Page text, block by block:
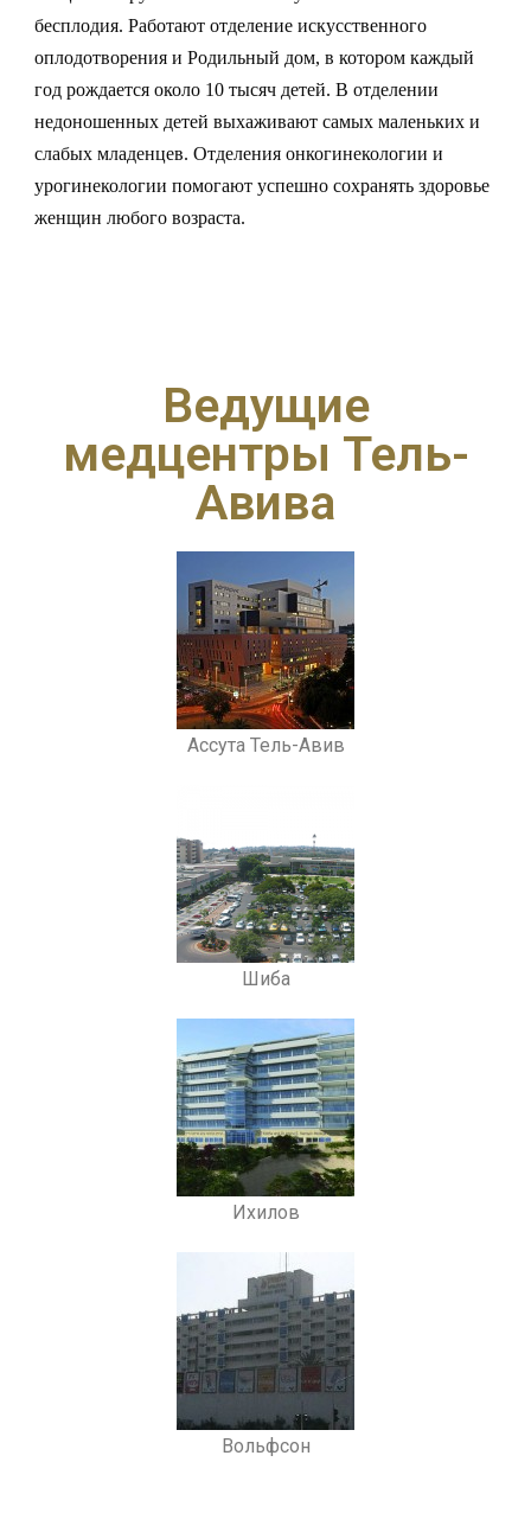
бесплодия. Работают отделение искусственного
оплодотворения и Родильный дом, в котором каждый
год рождается около 10 тысяч детей. В отделении
недоношенных детей выхаживают самых маленьких и
слабых младенцев. Отделения онкогинекологии и
урогинекологии помогают успешно сохранять здоровье
женщин любого возраста.
Ведущие
медцентры Тель-
Авива
Ассута Тель-Авив
Шиба
Ихилов
Вольфсон